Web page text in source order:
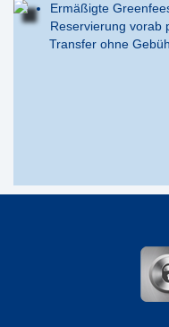
Ermäßigte
Reservierung vorab
Transfer ohne